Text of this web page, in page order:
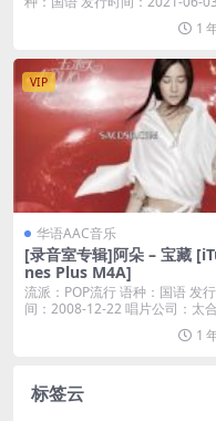
1
VIP
华语AAC音乐
[录音室专辑]阿朵 – 宝藏
nes Plus M4A]
流派：POP流行 语种：国语 发
间：2008-12-22 唱片公司：太
1
标签云